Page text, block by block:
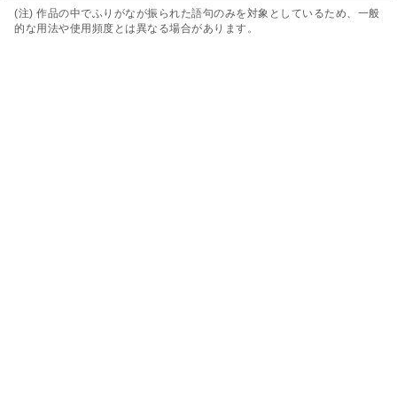
(注) 作品の中でふりがなが振られた語句のみを対象としているため、一般
的な用法や使用頻度とは異なる場合があります。